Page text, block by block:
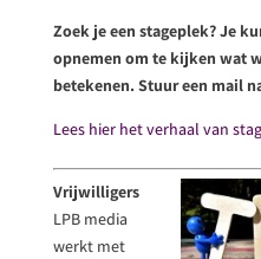
Zoek je een stageplek? Je
opnemen om te kijken wat
betekenen. Stuur een mail
Lees hier het verhaal van
Vrijwilligers
LPB media
werkt met